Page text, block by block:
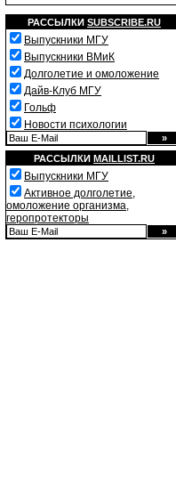
РАССЫЛКИ SUBSCRIBE.RU
Выпускники МГУ
Выпускники ВМиК
Долголетие и омоложение
Дайв-Клуб МГУ
Гольф
Новости психологии
РАССЫЛКИ MAILLIST.RU
Выпускники МГУ
Активное долголетие,
омоложение организма,
геропротекторы